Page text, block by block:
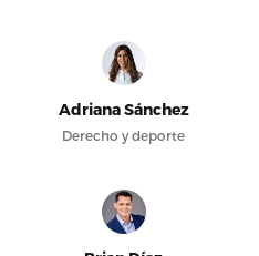
Adriana Sánchez
Derecho y deporte